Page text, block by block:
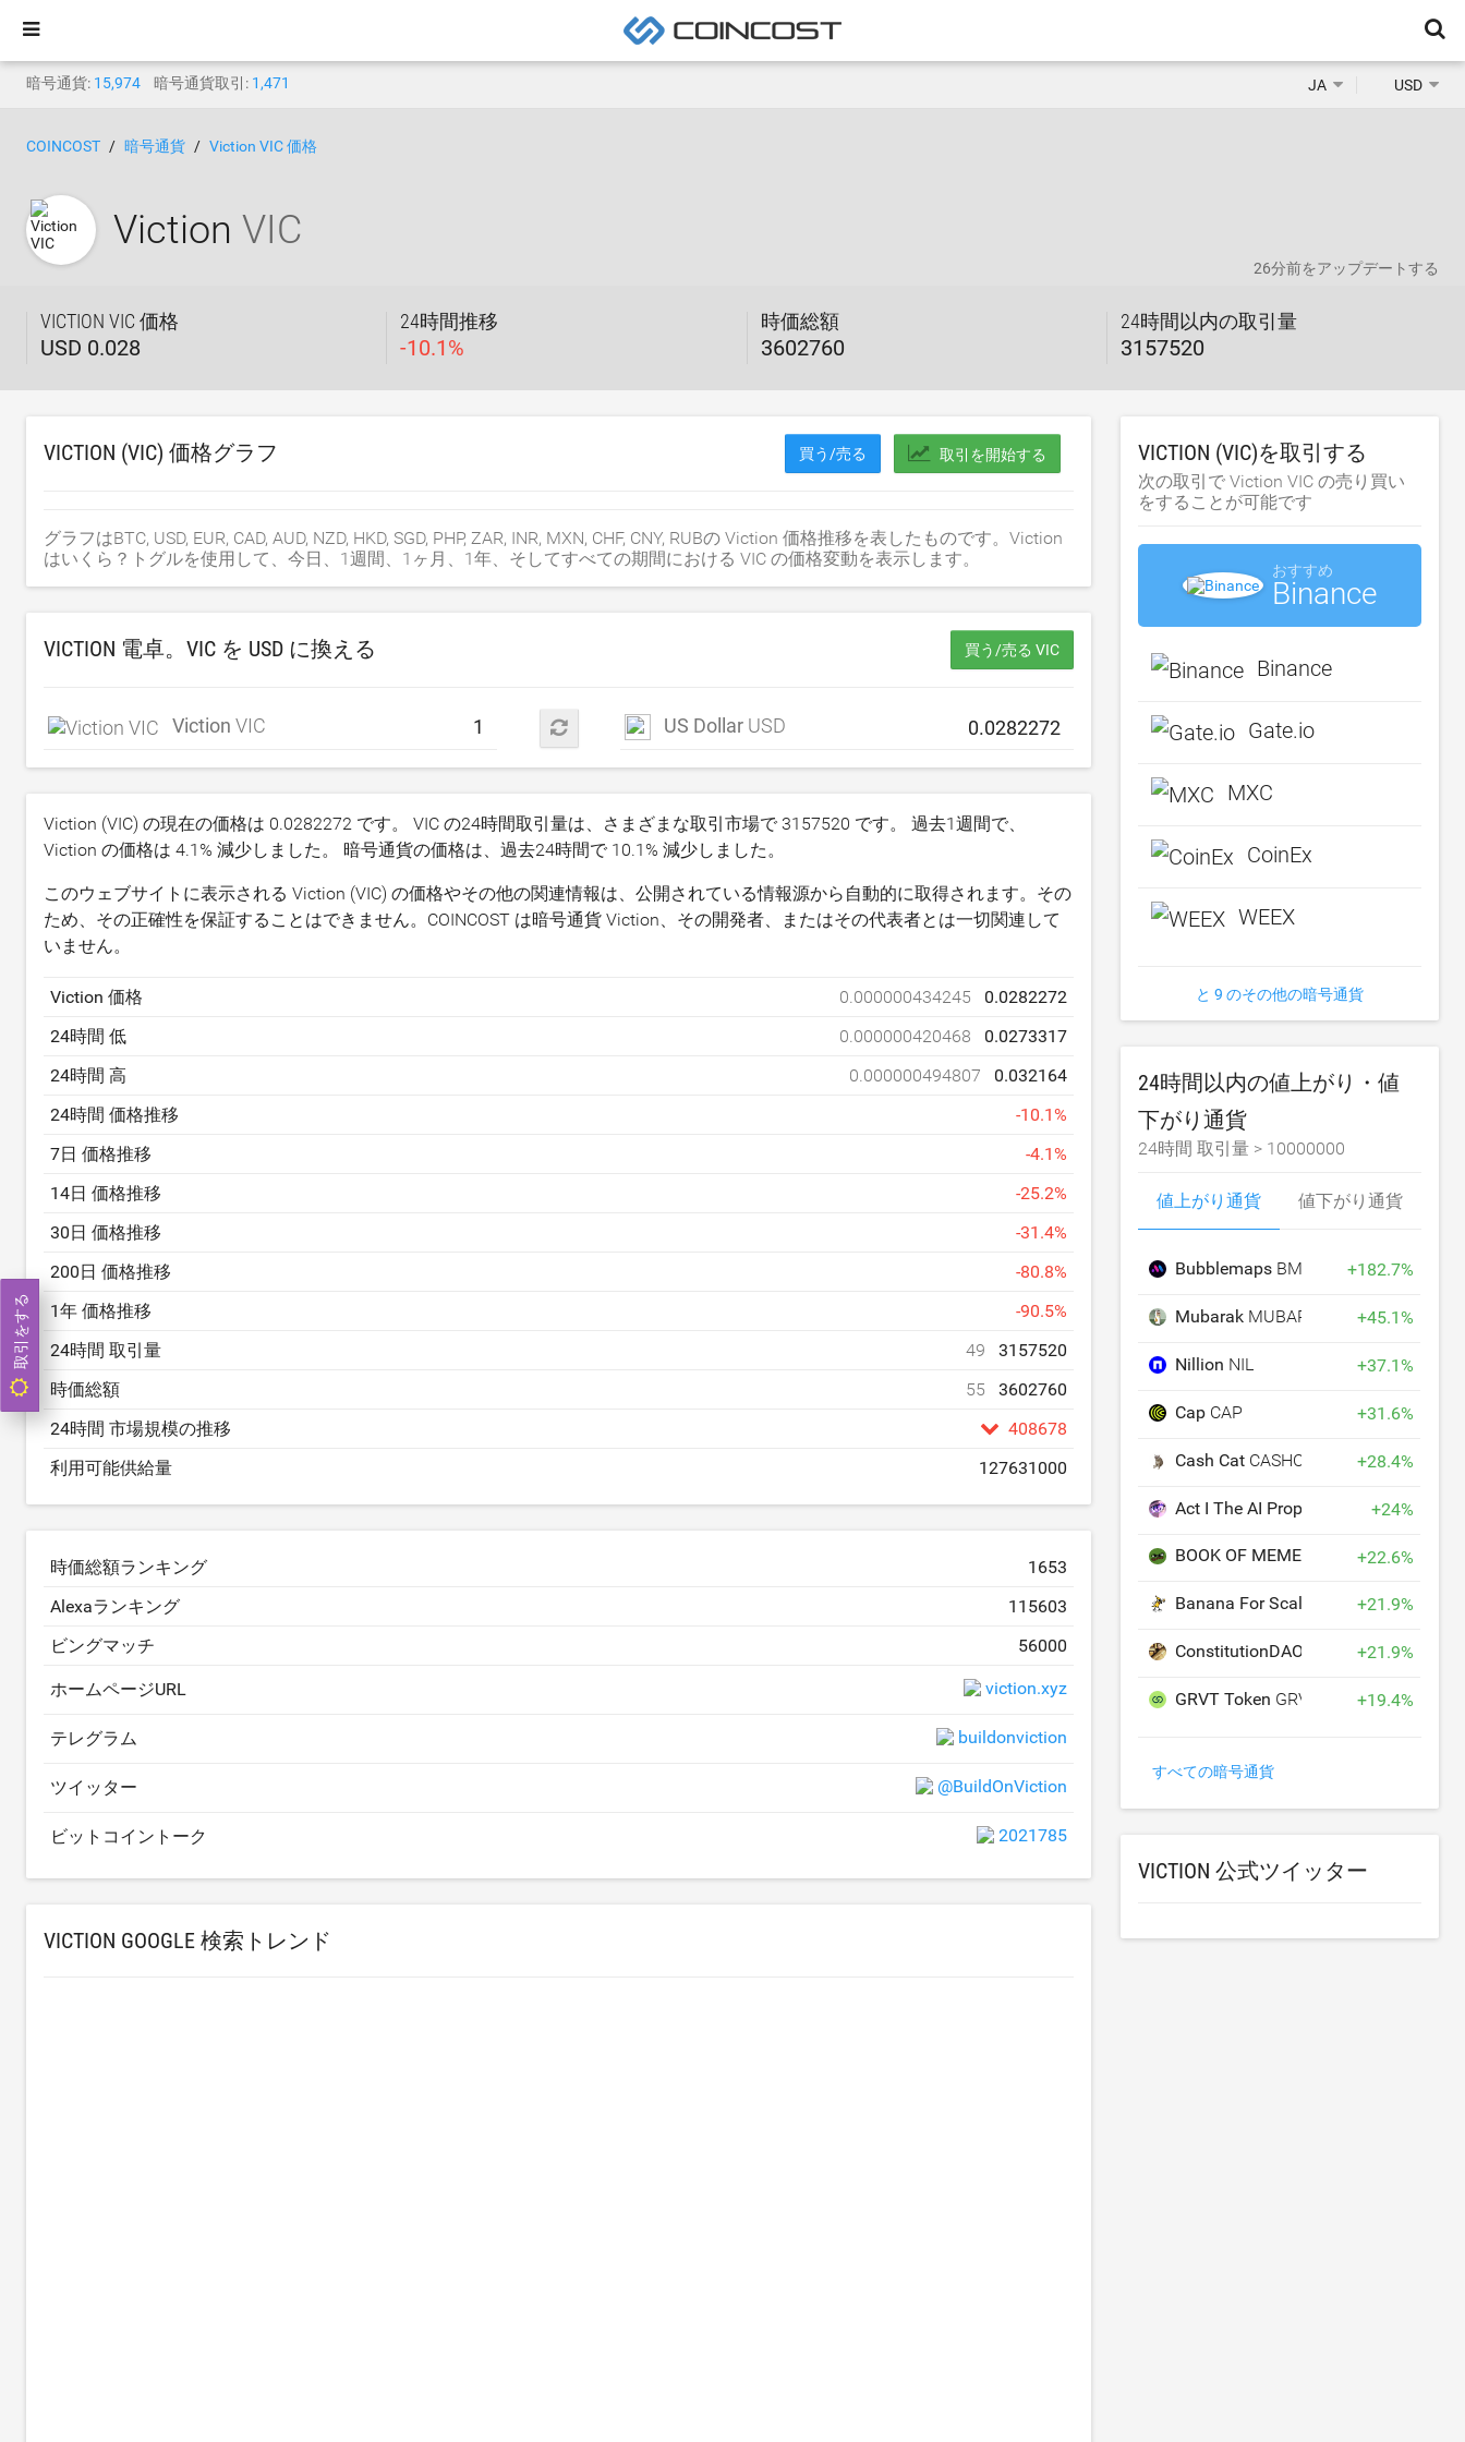
暗号通貨: 15,974 暗号通貨取引: 1,471 JA USD
COINCOST 暗号通貨 Viction VIC 価格
Viction VIC
VICTION VIC 価格
USD 0.028
24時間推移
-10.1 %
時価総額
3602760
24時間以内の取引量
3157520
26分前をアップデートする
VICTION (VIC) 価格グラフ 買う/売る 取引を開始する
グラフはBTC, USD, EUR, CAD, AUD, NZD, HKD, SGD, PHP, ZAR, INR, MXN, CHF, CNY, RUBの Viction 価格推移を表したものです。Viction
はいくら？トグルを使用して、今日、1週間、1ヶ月、1年、そしてすべての期間における VIC の価格変動を表示します。
VICTION 電卓。VIC を USD に換える 買う/売る VIC
Viction VIC US Dollar USD
Viction (VIC) の現在の価格は 0.0282272 です。 VIC の24時間取引量は、さまざまな取引市場で 3157520 です。 過去1週間で、
Viction の価格は 4.1% 減少しました。 暗号通貨の価格は、過去24時間で 10.1% 減少しました。
このウェブサイトに表示される Viction (VIC) の価格やその他の関連情報は、公開されている情報源から自動的に取得されます。その
ため、その正確性を保証することはできません。COINCOST は暗号通貨 Viction、その開発者、またはその代表者とは一切関連して
いません。
Viction 価格 0.000000434245
0.0282272
24時間 低
0.000000420468
0.0273317
24時間 高
0.000000494807
0.032164
24時間 価格推移
-10.1%
7日 価格推移
-4.1%
14日 価格推移
-25.2%
30日 価格推移
-31.4%
200日 価格推移
-80.8%
1年 価格推移
-90.5%
24時間 取引量
49
3157520
時価総額
55
3602760
24時間 市場規模の推移
408678
利用可能供給量
127631000
時価総額ランキング
1653
Alexaランキング
115603
ビングマッチ
56000
ホームページURL viction.xyz
テレグラム buildonviction
ツイッター @BuildOnViction
ビットコイントーク 2021785
VICTION GOOGLE 検索トレンド
VICTION (VIC)を取引する
次の取引で Viction VIC の売り買い
をすることが可能です
おすすめ
Binance
Binance
Gate.io
MXC
CoinEx
WEEX
と 9 のその他の暗号通貨
24時間以内の値上がり・値
下がり通貨
24時間 取引量 > 10000000
値上がり通貨 値下がり通貨
Bubblemaps BMT +182.7%
Mubarak MUBARAK +45.1%
Nillion NIL +37.1%
Cap CAP +31.6%
Cash Cat CASHCAT +28.4%
Act I The AI Prophecy ACT+24%
BOOK OF MEME +22.6%
Banana For Scale BANANAS31
+21.9%
ConstitutionDAO PEOPLE
+21.9%
GRVT Token GRVT +19.4%
すべての暗号通貨
VICTION 公式ツイッター
取引をする